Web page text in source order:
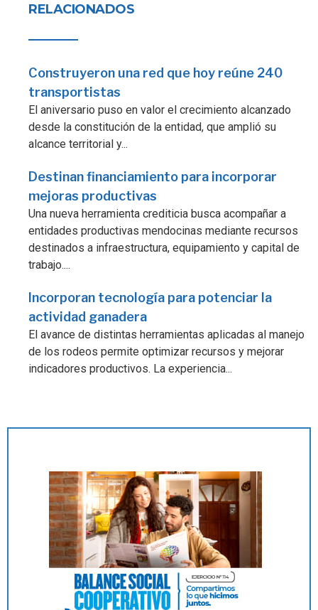
RELACIONADOS
Construyeron una red que hoy reúne 240
transportistas
El aniversario puso en valor el crecimiento alcanzado
desde la constitución de la entidad, que amplió su
alcance territorial y...
Destinan financiamiento para incorporar
mejoras productivas
Una nueva herramienta crediticia busca acompañar a
entidades productivas mendocinas mediante recursos
destinados a infraestructura, equipamiento y capital de
trabajo....
Incorporan tecnología para potenciar la
actividad ganadera
El avance de distintas herramientas aplicadas al manejo
de los rodeos permite optimizar recursos y mejorar
indicadores productivos. La experiencia...